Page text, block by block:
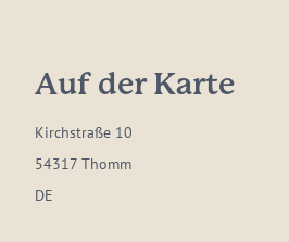
Auf der Karte
Kirchstraße 10
54317 Thomm
DE